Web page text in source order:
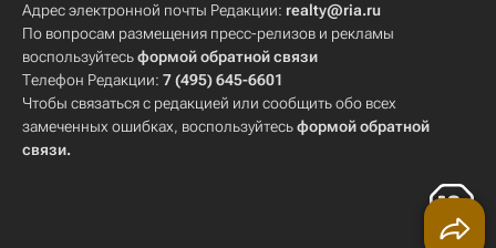
Адрес электронной почты Редакции: realty@ria.ru
По вопросам размещения пресс-релизов и рекламы
воспользуйтесьформой обратной связи
Телефон Редакции: 7 (495) 645-6601
Чтобы связаться с редакцией или сообщить обо всех
замеченных ошибках, воспользуйтесьформой обратной
связи.